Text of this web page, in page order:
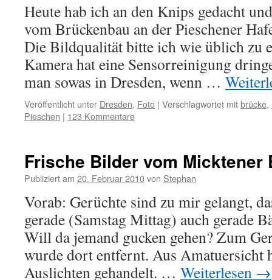
Heute hab ich an den Knips gedacht
vom Brückenbau an der Pieschener
Die Bildqualität bitte ich wie üblich zu
Kamera hat eine Sensorreinigung
man sowas in Dresden, wenn …
Veröffentlicht unter Dresden, Foto | Verschlagwortet mitbrücke,
Pieschen | 123 Kommentare
Frische Bilder vom Micktener
Publiziert am 20. Februar 2010von Stephan
Vorab: Gerüchte sind zu mir gelangt,
gerade (Samstag Mittag) auch gerade
Will da jemand gucken gehen? Zum
wurde dort entfernt. Aus Amatuersicht
Auslichten gehandelt. … Weiterlesen →